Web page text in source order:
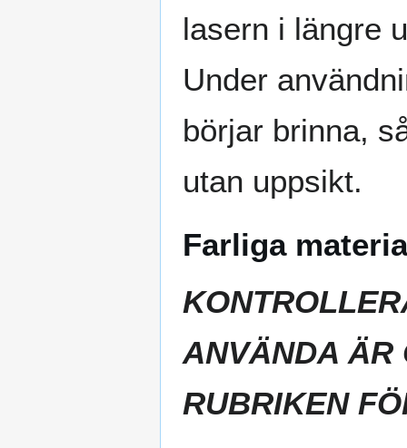
lasern i längre
Under
börjar brinna,
utan uppsikt.
Farliga
ANVÄNDA ÄR
RUBRIKEN